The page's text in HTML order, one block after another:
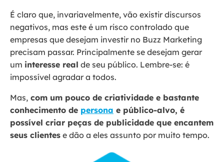
É claro que, invariavelmente, vão existir discursos
negativos, mas este é um risco controlado que
empresas que desejam investir no Buzz Marketing
precisam passar. Principalmente se desejam gerar
um interesse real de seu público. Lembre-se: é
impossível agradar a todos.
Mas, com um pouco de criatividade e bastante
conhecimento de persona e público-alvo, é
possível criar peças de publicidade que encantem
seus clientes e dão a eles assunto por muito tempo.